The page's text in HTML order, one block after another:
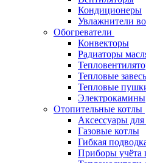
Кондиционеры
Увлажнители
Обогреватели
Конвекторы
Радиаторы
Тепловые
Тепловые
Электрокамины
Отопительные котлы
Аксессуары
Газовые котлы
Гибкая
Приборы учёта